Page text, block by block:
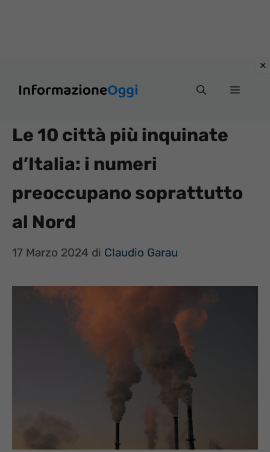
Menu
Le 10 città più inquinate
d’Italia: i numeri
preoccupano soprattutto
al Nord
17 Marzo 2024 di Claudio Garau